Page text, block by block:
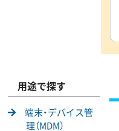
用途で探す
端末・デバイス管
理（MDM）